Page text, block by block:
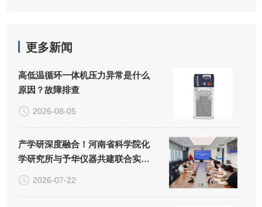
更多新闻
高低温循环一体机压力异常是什么
原因？故障排查
2026-08-05
产学研深度融合！河南省科学院化
学研究所与予华仪器共建联合实验
室正式揭牌
2026-07-22